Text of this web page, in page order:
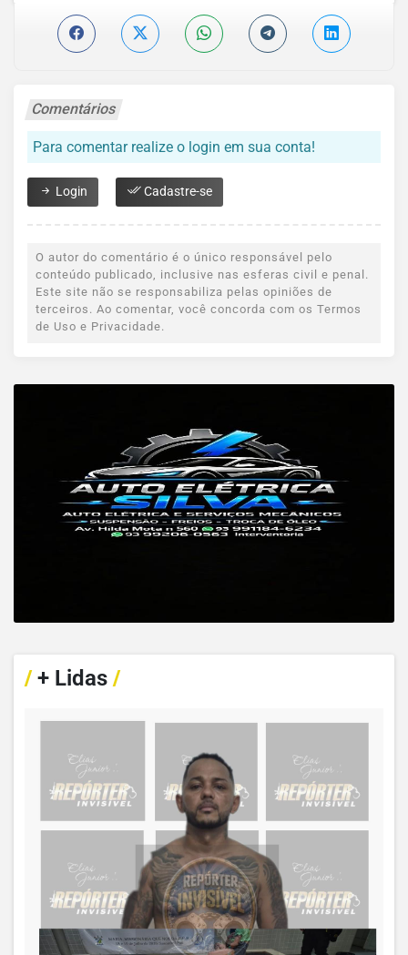
Comentários
Para comentar realize o login em sua conta!
Login Cadastre-se
O autor do comentário é o único responsável pelo
conteúdo publicado, inclusive nas esferas civil e penal.
Este site não se responsabiliza pelas opiniões de
terceiros. Ao comentar, você concorda com os Termos
de Uso e Privacidade.
/+ Lidas /